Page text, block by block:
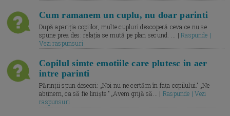
Cum ramanem un cuplu, nu doar parinti
După apariția copiilor, multe cupluri descoperă ceva ce nu se
spune prea des: relația se mută pe plan secund. ... |Raspunde |
Vezi raspunsuri
Copilul simte emotiile care plutesc in aer
intre parinti
Părinții spun deseori: „Noi nu ne certăm în fața copilului.” „Ne
abținem, ca să fie liniște.” „Avem grijă să... | Raspunde | Vezi
raspunsuri